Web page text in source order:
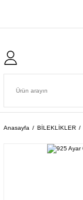
Anasayfa BİLEKLİKLER